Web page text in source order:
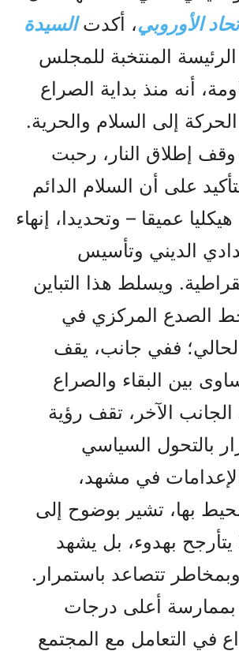
الأوروبي، أكدتالسیدة
الرئيسة المنتخبة للمجلس
أنه منذ بداية الصراع
إلى السلام والحرية.
إطلاق النار، رحبت
على أن السلام الدائم
عميقا – وتحديدا، إنهاء
الديني وتأسيس
ويسلط هذا التباين
الصدع المركزي في
ففي جانب، يقف
بين البقاء والصراع
الجانب الآخر، تقف رؤية
بالتحول السياسي
في مشهد،
بها، تشير بوضوح إلى
يتأرجح بهدوء، بل يشهد
تتصاعد باستمرار.
بممارسة أعلى درجات
في التعامل مع المجتمع